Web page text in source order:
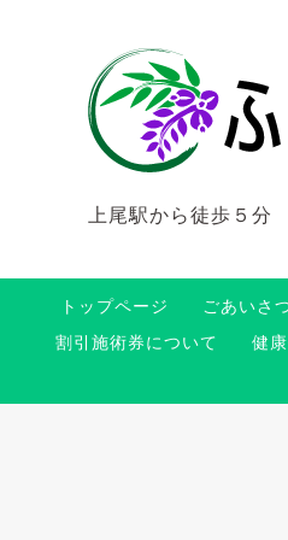
上尾駅から徒歩５分
トップページ ごあいさ
割引施術券について
健